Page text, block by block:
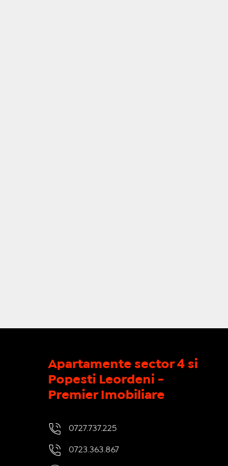
Apartamente sector 4 si
Popesti Leordeni -
Premier Imobiliare
0727.737.225
0723.363.867